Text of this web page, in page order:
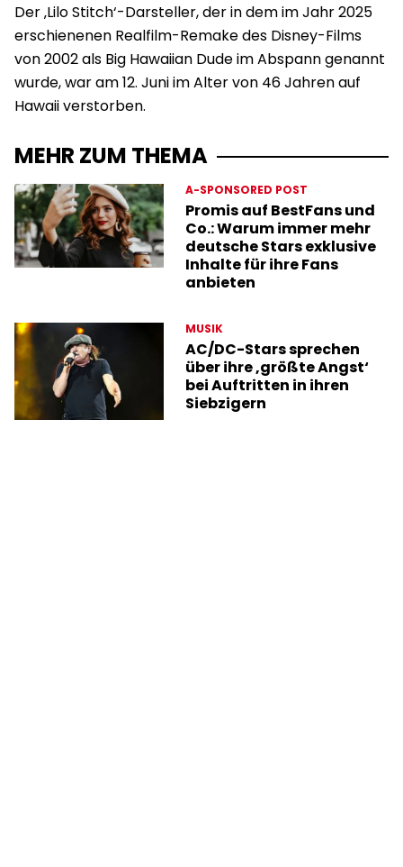
Der ‚Lilo Stitch‘-Darsteller, der in dem im Jahr 2025
erschienenen Realfilm-Remake des Disney-Films
von 2002 als Big Hawaiian Dude im Abspann genannt
wurde, war am 12. Juni im Alter von 46 Jahren auf
Hawaii verstorben.
MEHR ZUM THEMA
A-SPONSORED POST
Promis auf BestFans und
Co.: Warum immer mehr
deutsche Stars exklusive
Inhalte für ihre Fans
anbieten
MUSIK
AC/DC-Stars sprechen
über ihre ‚größte Angst‘
bei Auftritten in ihren
Siebzigern